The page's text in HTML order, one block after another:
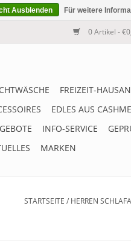
0 Artikel -
FREIZEIT-
EDLES AUS
INFO-SERVICE
MARKEN
STARTSEITE / HERREN
Ausblenden Für weitere